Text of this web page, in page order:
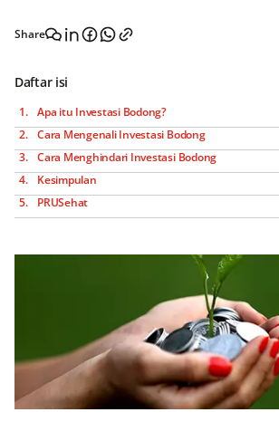
Share
Daftar isi
Apa itu Investasi Bodong?
Cara Mengenali Investasi Bodong
Cara Menghindari Investasi Bodong
Kesimpulan
PRUSehat